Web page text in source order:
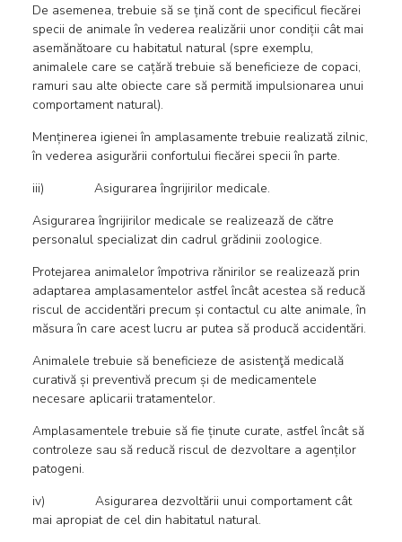
De asemenea, trebuie să se țină cont de specificul fiecărei
specii de animale în vederea realizării unor condiții cât mai
asemănătoare cu habitatul natural (spre exemplu,
animalele care se cațără trebuie să beneficieze de copaci,
ramuri sau alte obiecte care să permită impulsionarea unui
comportament natural).
Menținerea igienei în amplasamente trebuie realizată zilnic,
în vederea asigurării confortului fiecărei specii în parte.
iii) Asigurarea îngrijirilor medicale.
Asigurarea îngrijirilor medicale se realizează de către
personalul specializat din cadrul grădinii zoologice.
Protejarea animalelor împotriva rănirilor se realizează prin
adaptarea amplasamentelor astfel încât acestea să reducă
riscul de accidentări precum și contactul cu alte animale, în
măsura în care acest lucru ar putea să producă accidentări.
Animalele trebuie să beneficieze de asistenţă medicală
curativă și preventivă precum și de medicamentele
necesare aplicarii tratamentelor.
Amplasamentele trebuie să fie ținute curate, astfel încât să
controleze sau să reducă riscul de dezvoltare a agenților
patogeni.
iv) Asigurarea dezvoltării unui comportament cât
mai apropiat de cel din habitatul natural.